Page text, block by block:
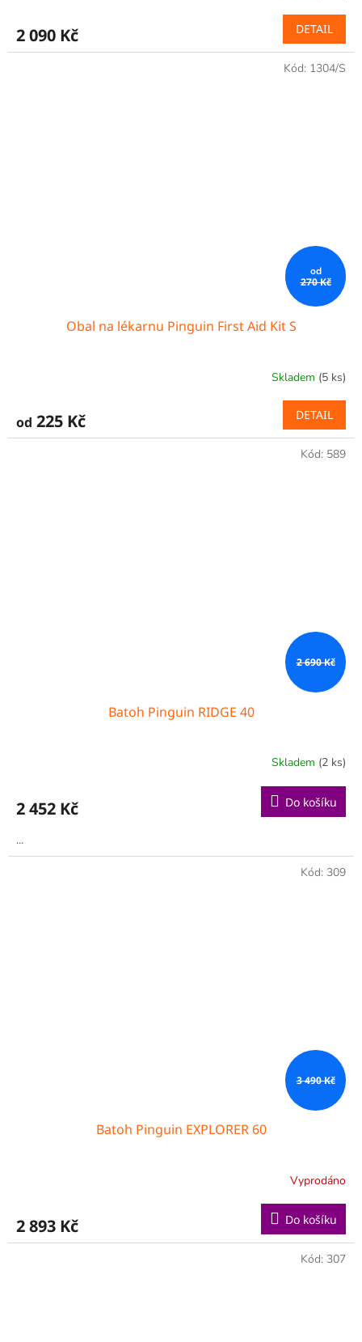
2 090 Kč DETAIL
od
270 Kč
Obal na lékarnu Pinguin First Aid Kit S
Skladem (5 ks)
od 225 Kč DETAIL
Kód: 1304/S
2 690 Kč
Batoh Pinguin RIDGE 40
Skladem (2 ks)
2 452 Kč Do košíku
...
Kód: 589
3 490 Kč
Batoh Pinguin EXPLORER 60
Vyprodáno
2 893 Kč Do košíku
Kód: 309
Kód: 307